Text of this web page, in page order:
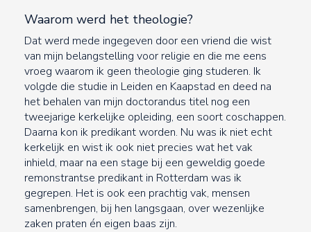
Waarom werd het theologie?
Dat werd mede ingegeven door een vriend die wist
van mijn belangstelling voor religie en die me eens
vroeg waarom ik geen theologie ging studeren. Ik
volgde die studie in Leiden en Kaapstad en deed na
het behalen van mijn doctorandus titel nog een
tweejarige kerkelijke opleiding, een soort coschappen.
Daarna kon ik predikant worden. Nu was ik niet echt
kerkelijk en wist ik ook niet precies wat het vak
inhield, maar na een stage bij een geweldig goede
remonstrantse predikant in Rotterdam was ik
gegrepen. Het is ook een prachtig vak, mensen
samenbrengen, bij hen langsgaan, over wezenlijke
zaken praten én eigen baas zijn.